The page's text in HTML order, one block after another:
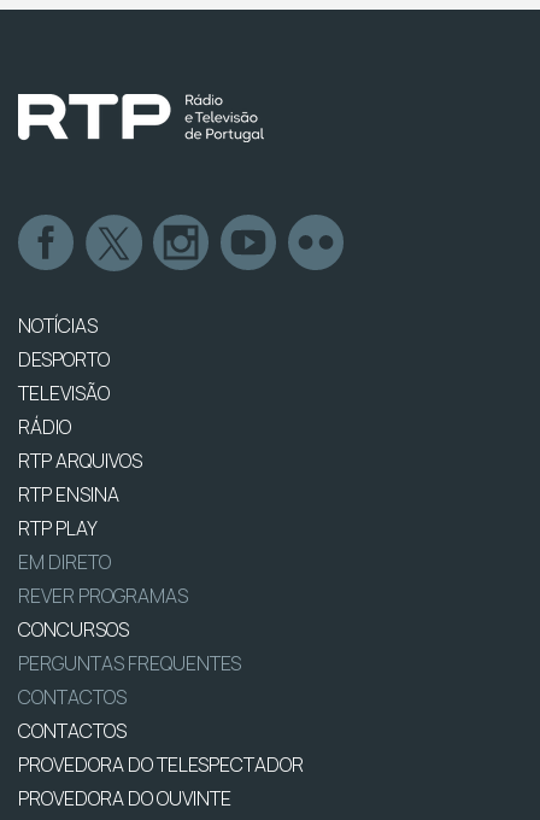
NOTÍCIAS
DESPORTO
TELEVISÃO
RÁDIO
RTP ARQUIVOS
RTP ENSINA
RTP PLAY
EM DIRETO
REVER PROGRAMAS
CONCURSOS
PERGUNTAS FREQUENTES
CONTACTOS
CONTACTOS
PROVEDORA DO TELESPECTADOR
PROVEDORA DO OUVINTE